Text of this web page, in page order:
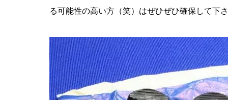
る可能性の高い方（笑）はぜひぜひ確保して下